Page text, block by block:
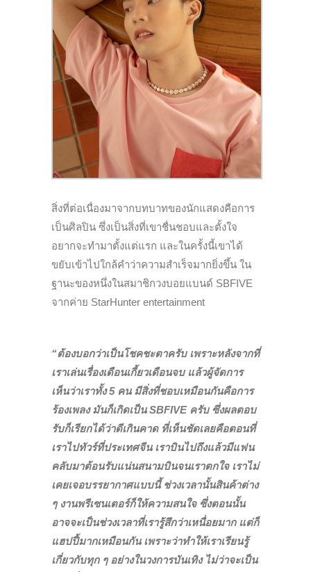
สิ่งที่ต่อเนื่องมาจากบทบาทของนักแสดงคือการ
เป็นศิลปิน ซึ่งเป็นสิ่งที่เขาชื่นชอบและตั้งใจ
อยากจะทำมาตั้งแต่แรก และในครั้งนี้เขาได้
ขยับเข้าไปใกล้คำว่าความสำเร็จมากยิ่งขึ้น ใน
ฐานะของหนึ่งในสมาชิกวงบอยแบนด์ SBFIVE
จากค่าย StarHunter entertainment
“ต้องบอกว่าเป็นโชคชะตาครับ เพราะหลังจากที่
เราเล่นเรื่องเดือนเกี้ยวเดือนจบ แล้วผู้จัดการ
เห็นว่าเราทั้ง 5 คน มีสิ่งที่ชอบเหมือนกันคือการ
ร้องเพลง มันก็เกิดเป็น SBFIVE ครับ ซึ่งผลตอบ
รับก็เรียกได้ว่าดีเกินคาด ที่เห็นชัดเลยคือตอนที่
เราไปทัวร์ที่ประเทศจีน เราบินไปถึงแล้วมีแฟน
คลับมาต้อนรับแน่นสนามบินจนเราตกใจ เราไม่
เคยเจอบรรยากาศแบบนี้ ช่วงเวลานั้นสินค้าต่าง
ๆ งานพรีเซนเตอร์ก็ให้ความสนใจ ซึ่งตอนนั้น
อาจจะเป็นช่วงเวลาที่เรารู้สึกว่าเหนื่อยมาก แต่ก็
แฮปปี้มากเหมือนกัน เพราะว่าทำให้เราเรียนรู้
เกี่ยวกับทุก ๆ อย่างในวงการบันเทิง ไม่ว่าจะเป็น